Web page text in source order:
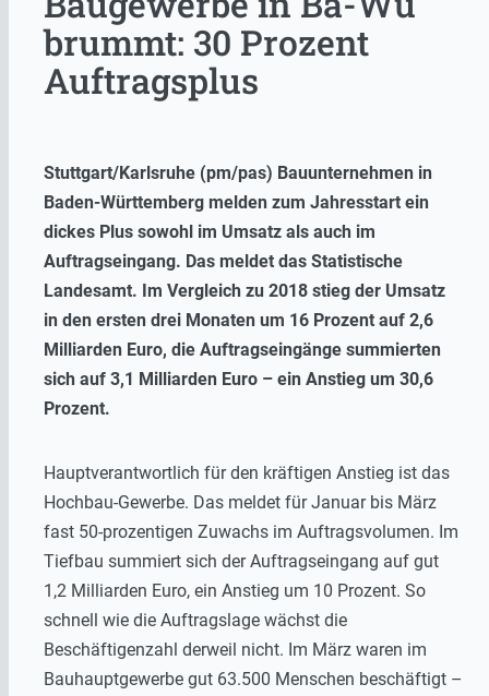
brummt: 30 Prozent
Auftragsplus
Stuttgart/Karlsruhe (pm/pas) Bauunternehmen in
Baden-Württemberg melden zum Jahresstart ein
dickes Plus sowohl im Umsatz als auch im
Auftragseingang. Das meldet das Statistische
Landesamt. Im Vergleich zu 2018 stieg der Umsatz
in den ersten drei Monaten um 16 Prozent auf 2,6
Milliarden Euro, die Auftragseingänge summierten
sich auf 3,1 Milliarden Euro – ein Anstieg um 30,6
Prozent.
Hauptverantwortlich für den kräftigen Anstieg ist das
Hochbau-Gewerbe. Das meldet für Januar bis März
fast 50-prozentigen Zuwachs im Auftragsvolumen. Im
Tiefbau summiert sich der Auftragseingang auf gut
1,2 Milliarden Euro, ein Anstieg um 10 Prozent. So
schnell wie die Auftragslage wächst die
Beschäftigenzahl derweil nicht. Im März waren im
Bauhauptgewerbe gut 63.500 Menschen beschäftigt –